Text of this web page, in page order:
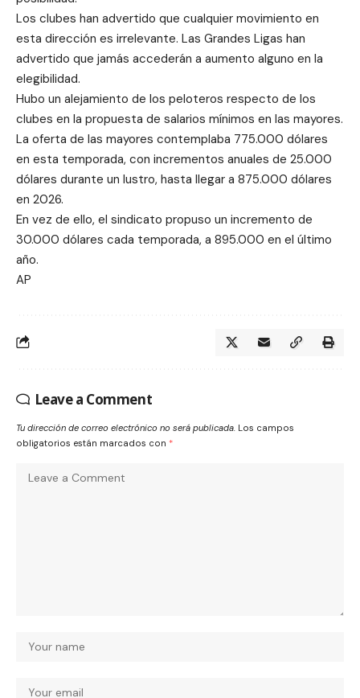
Los clubes han advertido que cualquier movimiento en
esta dirección es irrelevante. Las Grandes Ligas han
advertido que jamás accederán a aumento alguno en la
elegibilidad.
Hubo un alejamiento de los peloteros respecto de los
clubes en la propuesta de salarios mínimos en las mayores.
La oferta de las mayores contemplaba 775.000 dólares
en esta temporada, con incrementos anuales de 25.000
dólares durante un lustro, hasta llegar a 875.000 dólares
en 2026.
En vez de ello, el sindicato propuso un incremento de
30.000 dólares cada temporada, a 895.000 en el último
año.
AP
Leave a Comment
Tu dirección de correo electrónico no será publicada. Los campos
obligatorios están marcados con *